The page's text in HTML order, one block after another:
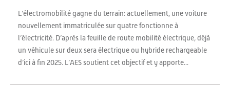
L’électromobilité gagne du terrain: actuellement, une voiture
nouvellement immatriculée sur quatre fonctionne à
l’électricité. D’après la feuille de route mobilité électrique, déjà
un véhicule sur deux sera électrique ou hybride rechargeable
d’ici à fin 2025. L’AES soutient cet objectif et y apporte...